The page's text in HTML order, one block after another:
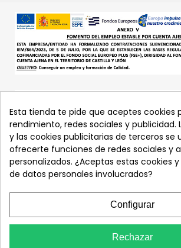
Esta tienda te pide que aceptes cookies
rendimiento, redes sociales y publicidad.
y las cookies publicitarias de terceros se
ofrecerte funciones de redes sociales y
personalizados. ¿Aceptas estas cookies
de datos personales involucrados?
Configurar
Rechazar